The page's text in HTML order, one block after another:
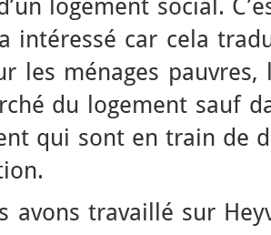
logement social.
intéressé car cela
les ménages
du logement sauf
qui sont en train de
avons travaillé sur